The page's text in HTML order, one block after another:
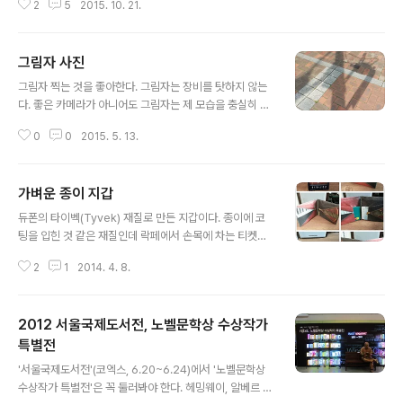
의 위대한 탈출 번역에 관하여 )을 올렸습니다. 한국경제신
라 부(part), 장(chapter), 절(section)의 제목이 대부분
바뀌었고,o 절의 경우, 원문의 절 구분을 빼는 동시에 없던
절 제목을 집어넣기도 했고,o 원문의 내용 중 일부를 자기
했으며,o 어떤 경우엔 원문에 없는 것을 집어넣은 것으로
2 5 2015. 10. 21.
그림자 사진
그림자 찍는 것을 좋아한다. 그림자는 장비를 탓하지 않는
다. 좋은 카메라가 아니어도 그림자는 제 모습을 충실히 보
스마트폰으로 그림자를 찍는다.가까운 곳에 여행갈 때만
로운 것, 어여쁘지만 요염하지 않고 깨끗하지만 차갑지 않
은 것 그리고, 마지막 하나가 등불 앞의 국화 그림자를 꼽았
다. 정조시대의 간서치(看書痴) 이덕무는 흰국화 꽃이 창
다. 한 쌍의 나비가 꽃 가운데 앉자, 꽃 그림에 나비도 그렸
0 0 2015. 5. 13.
가벼운 종이 지갑
듀폰의 타이벡(Tyvek) 재질로 만든 지갑이다. 종이에 코
팅을 입힌 것 같은 재질인데 락페에서 손목에 차는 티켓이
년 9월말부터 사용중이니 6개월을 사용했다. 최소 1년은
주는 스푼 시즌 2' 책에서 타이벡 지갑을 알게 됐다. ]이 지
갑을 꾸준히 갖고 다니는 가장 큰 이유는 가벼움 때문이다.
종이에 패션을 더했지만, 여전히 종잇장처럼 가볍다. 종이
속에 종이 지폐 몇 장을 더해봐도 가벼움에는 변함이 없다.
수건을 빨고, 손으로 짤 때를 생각하면 된다. 물을 더 쥐어
2 1 2014. 4. 8.
2012 서울국제도서전, 노벨문학상 수상작가
특별전
'서울국제도서전'(코엑스, 6.20~6.24)에서 '노벨문학상
수상작가 특별전'은 꼭 둘러봐야 한다. 헤밍웨이, 알베르 까